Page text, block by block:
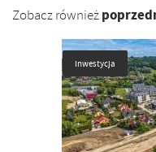
Zobacz również
Inwestycja